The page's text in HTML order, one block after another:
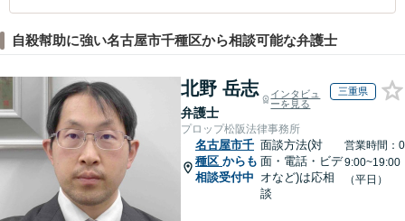
自殺幇助に強い名古屋市千種区から相談可能な弁護士
北野 岳志
弁護士
インタビュ
ーを見る
三重県
プロップ松阪法律事務所
名古屋市千
種区 からも
相談受付中
面談方法(対
面・電話・ビデ
オなど)は応相
談
営業時間：0
9:00~19:00
（平日）